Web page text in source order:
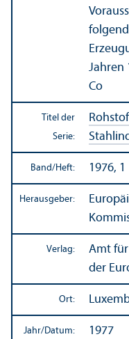
Jahren
Co
Titel der
Serie:
Band/Heft: 1976, 1
Herausgeber:
Verlag:
Amt
der
Ort:
Jahr/Datum: 1977